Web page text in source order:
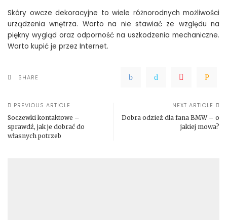
Skóry owcze dekoracyjne to wiele różnorodnych możliwości
urządzenia wnętrza. Warto na nie stawiać ze względu na
piękny wygląd oraz odporność na uszkodzenia mechaniczne.
Warto kupić je przez Internet.
SHARE
PREVIOUS ARTICLE
Soczewki kontaktowe –
sprawdź, jak je dobrać do
własnych potrzeb
NEXT ARTICLE
Dobra odzież dla fana BMW – o
jakiej mowa?